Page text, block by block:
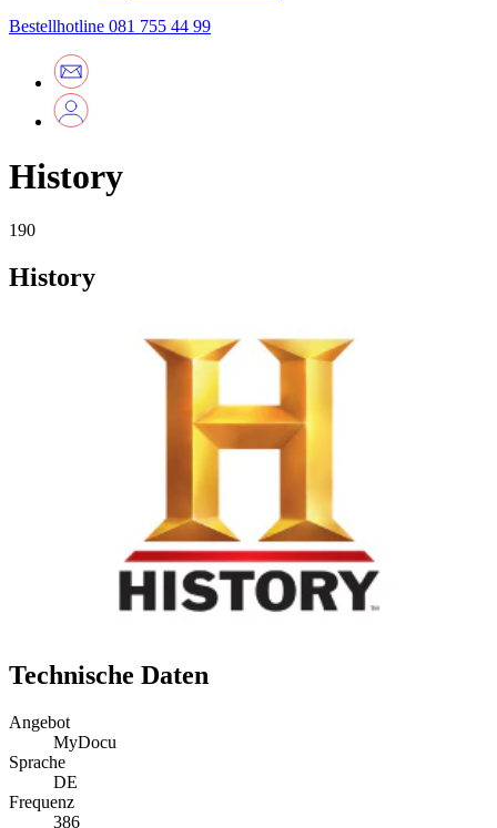
Bestellhotline 081 755 44 99
History
190
History
Technische Daten
Angebot
MyDocu
Sprache
DE
Frequenz
386